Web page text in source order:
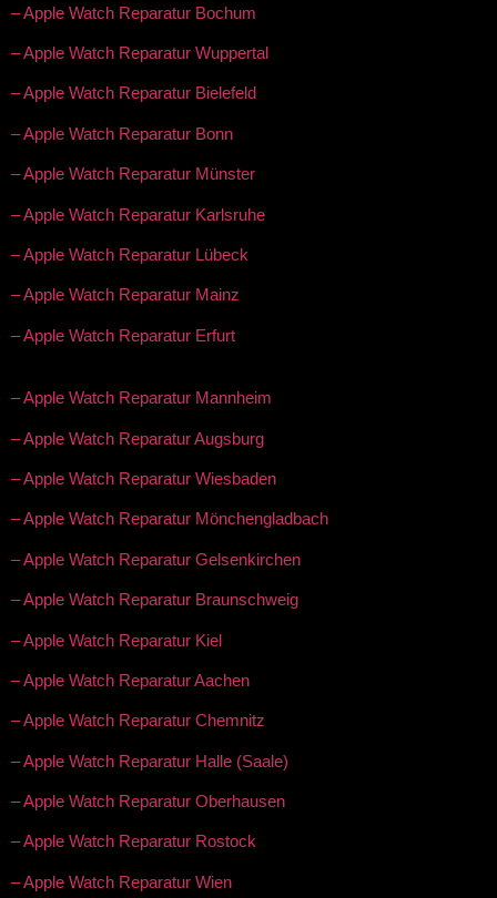
– Apple Watch Reparatur Bochum
– Apple Watch Reparatur Wuppertal
– Apple Watch Reparatur Bielefeld
– Apple Watch Reparatur Bonn
– Apple Watch Reparatur Münster
– Apple Watch Reparatur Karlsruhe
– Apple Watch Reparatur Lübeck
– Apple Watch Reparatur Mainz
– Apple Watch Reparatur Erfurt
– Apple Watch Reparatur Mannheim
– Apple Watch Reparatur Augsburg
– Apple Watch Reparatur Wiesbaden
– Apple Watch Reparatur Mönchengladbach
– Apple Watch Reparatur Gelsenkirchen
– Apple Watch Reparatur Braunschweig
– Apple Watch Reparatur Kiel
– Apple Watch Reparatur Aachen
– Apple Watch Reparatur Chemnitz
– Apple Watch Reparatur Halle (Saale)
– Apple Watch Reparatur Oberhausen
– Apple Watch Reparatur Rostock
– Apple Watch Reparatur Wien